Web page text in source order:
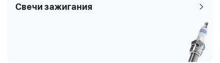
Свечи зажигания